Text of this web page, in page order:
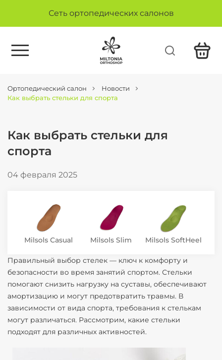
Сеть ортопедических салонов
Ортопедический салон
Новости
Как выбрать стельки для спорта
Как выбрать стельки для
спорта
04 февраля 2025
Milsols Casual Milsols Slim Milsols SoftHeel
Правильный выбор стелек — ключ к комфорту и
безопасности во время занятий спортом. Стельки
помогают снизить нагрузку на суставы, обеспечивают
амортизацию и могут предотвратить травмы. В
зависимости от вида спорта, требования к стелькам
могут различаться. Рассмотрим, какие стельки
подходят для различных активностей.